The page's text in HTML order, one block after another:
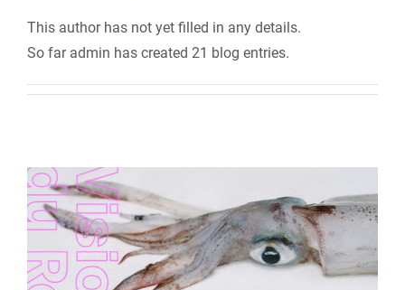
This author has not yet filled in any details.
So far admin has created 21 blog entries.